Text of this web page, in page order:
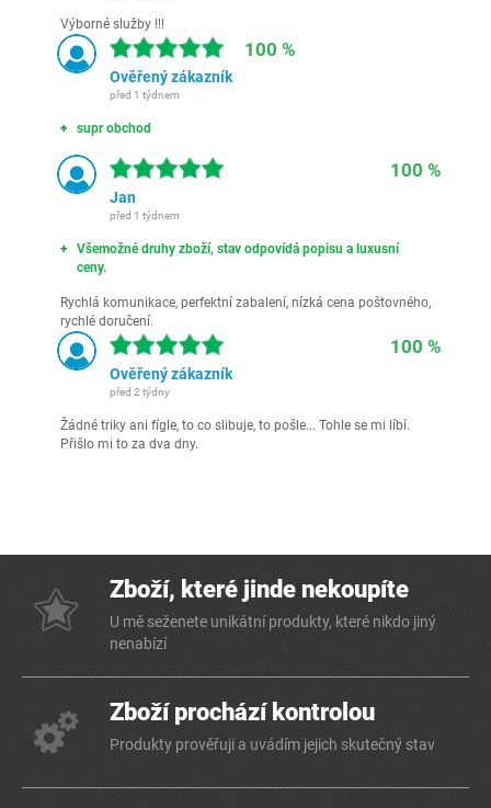
Výborné služby !!!
100 %
Ověřený zákazník
před 1 týdnem
supr obchod
100 %
Jan
před 1 týdnem
Všemožné druhy zboží, stav odpovídá popisu a luxusní
ceny.
Rychlá komunikace, perfektní zabalení, nízká cena poštovného,
rychlé doručení.
100 %
Ověřený zákazník
před 2 týdny
Žádné triky ani fígle, to co slibuje, to pošle... Tohle se mi líbí.
Přišlo mi to za dva dny.
Zboží, které jinde nekoupíte
U mě seženete unikátní produkty, které nikdo jiný
nenabízí
Zboží prochází kontrolou
Produkty prověřuji a uvádím jejich skutečný stav